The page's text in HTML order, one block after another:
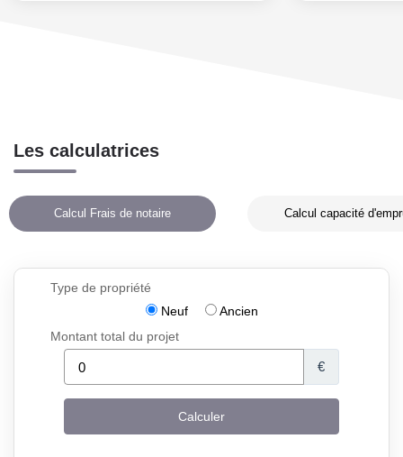
Les calculatrices
Calcul Frais de notaire Calcul capacité